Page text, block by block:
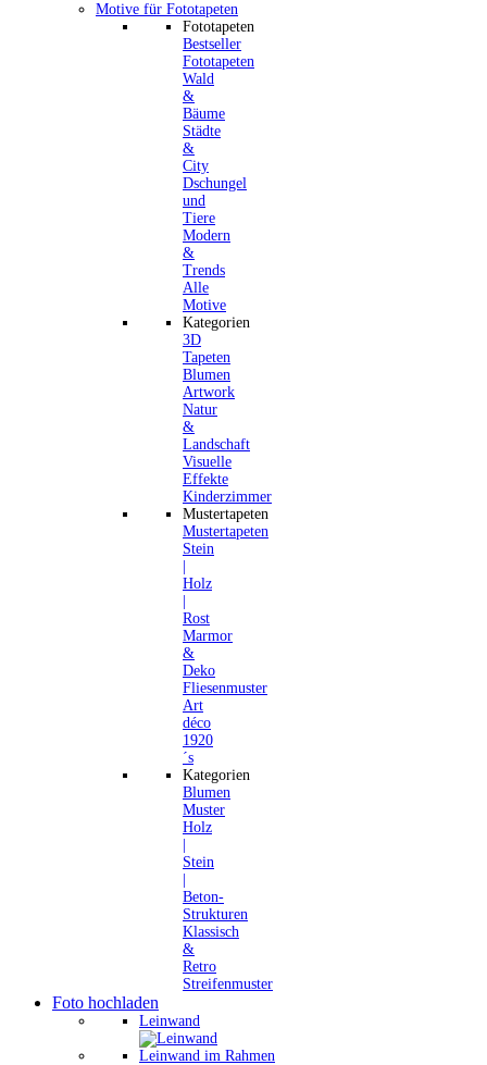
Motive für Fototapeten
Fototapeten
Bestseller
Fototapeten
Wald
&
Bäume
Städte
&
City
Dschungel
und
Tiere
Modern
&
Trends
Alle
Motive
Kategorien
3D
Tapeten
Blumen
Artwork
Natur
&
Landschaft
Visuelle
Effekte
Kinderzimmer
Mustertapeten
Mustertapeten
Stein
Holz
Rost
Marmor
&
Deko
Fliesenmuster
Art
déco
1920
´s
Kategorien
Blumen
Muster
Holz
Stein
Beton-
Strukturen
Klassisch
&
Retro
Streifenmuster
Foto hochladen
Leinwand
Leinwand im Rahmen